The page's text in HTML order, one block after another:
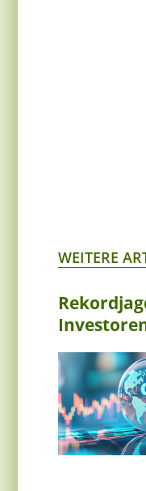
WEITERE